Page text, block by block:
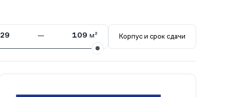
29 — 109 м² Корпус и срок сдачи